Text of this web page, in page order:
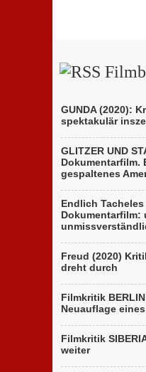
GUNDA (2020):
spektakulär
GLITZER UND
Dokumentarfilm.
gespaltenes
Endlich
Dokumentarfilm:
Freud (2020)
dreht durch
Filmkritik
Neuauflage
Filmkritik
weiter